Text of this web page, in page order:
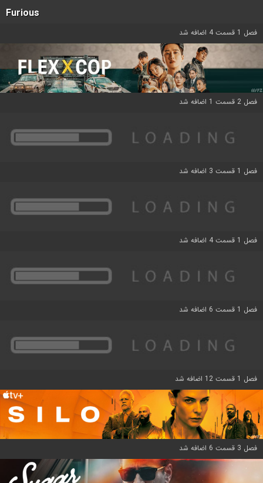
Furious
فصل 1 قسمت 4 اضافه شد
فصل 2 قسمت 1 اضافه شد
فصل 1 قسمت 3 اضافه شد
فصل 1 قسمت 4 اضافه شد
فصل 1 قسمت 6 اضافه شد
فصل 1 قسمت 12 اضافه شد
فصل 3 قسمت 6 اضافه شد